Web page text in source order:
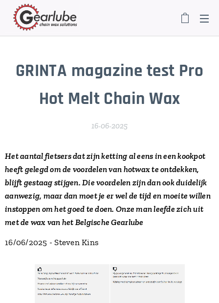
GRINTA magazine test Pro
Hot Melt Chain Wax
16-06-2025
Het aantal fietsers dat zijn ketting al eens in een kookpot
heeft gelegd om de voordelen van hotwax te ontdekken,
blijft gestaag stijgen. Die voordelen zijn dan ook duidelijk
aanwezig, maar dan moet je er wel de tijd en moeite willen
instoppen om het goed te doen. Onze man leefde zich uit
met de wax van het Belgische Gearlube
16/06/2025 - Steven Kins